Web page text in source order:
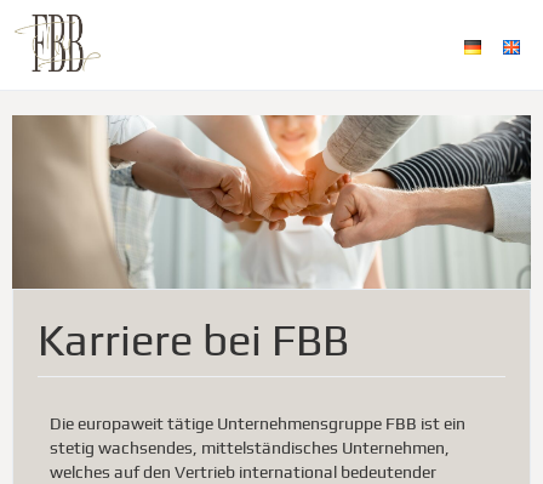
Karriere bei FBB
Die europaweit tätige Unternehmensgruppe FBB ist ein
stetig wachsendes, mittelständisches Unternehmen,
welches auf den Vertrieb international bedeutender